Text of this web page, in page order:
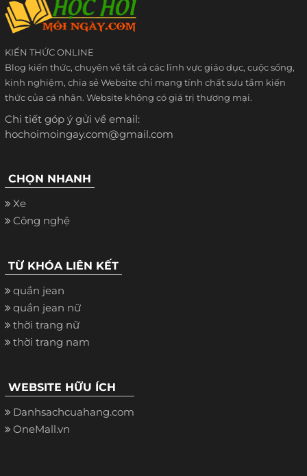
KIẾN THỨC ONLINE
Blog kiến thức, chuyên về tất cả các lĩnh vực giáo dục, cuộc sống,
kinh nghiệm, chia sẻ Website chỉ mang tính chất sưu tầm kiến
thức của cá nhân. Website không có giá trị thương mại.
Chi tiết góp ý gửi về email:
hochoimoingay.com@gmail.com
CHỌN NHANH
Xe
Công nghệ
TỪ KHÓA LIÊN KẾT
quần jean
quần jean nữ
thời trang nữ
thời trang nam
WEBSITE HỮU ÍCH
Danhsachcuahang.com
OneMall.vn